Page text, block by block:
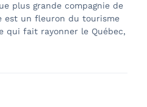
plus grande compagnie de
est un fleuron du tourisme
qui fait rayonner le Québec,